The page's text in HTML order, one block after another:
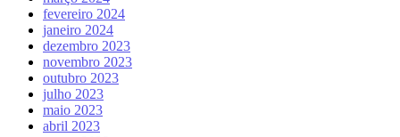
fevereiro 2024
janeiro 2024
dezembro 2023
novembro 2023
outubro 2023
julho 2023
maio 2023
abril 2023